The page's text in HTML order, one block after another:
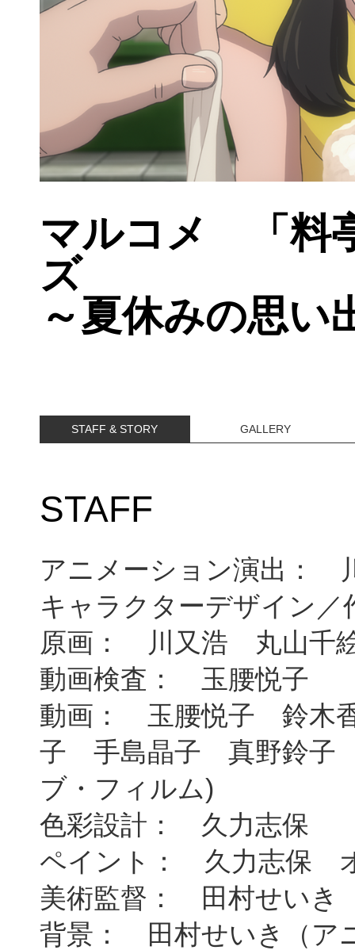
マルコメ 「料
ズ
～夏休みの思い
STAFF & STORY GALLERY
STAFF
アニメーション演出：
キャラクターデザイン
原画： 川又浩 丸山千
動画検査： 玉腰悦子
動画： 玉腰悦子 鈴木
子 手島晶子 真野鈴子
ブ・フィルム)
色彩設計： 久力志保
ペイント： 久力志保
美術監督： 田村せいき
背景： 田村せいき（